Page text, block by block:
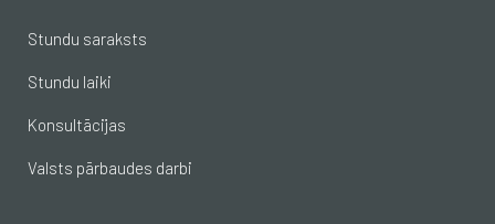
Stundu saraksts
Stundu laiki
Konsultācijas
Valsts pārbaudes darbi